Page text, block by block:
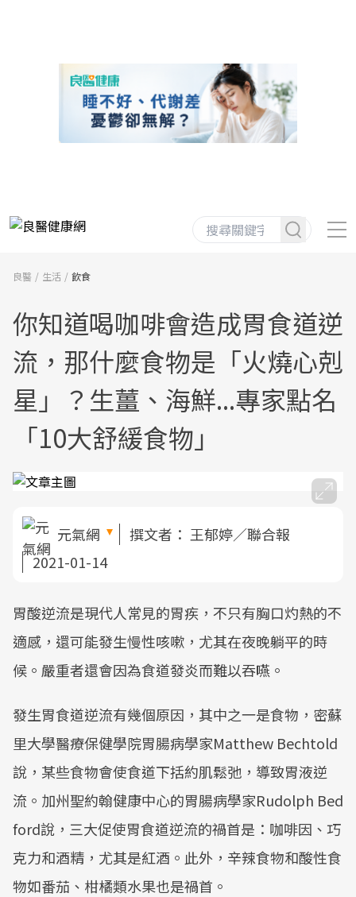
良醫 生活 飲食
你知道喝咖啡會造成胃食道逆
流，那什麼食物是「火燒心剋
星」？生薑、海鮮...專家點名
「10大舒緩食物」
元氣網 撰文者： 王郁婷／聯合報
2021-01-14
胃酸逆流是現代人常見的胃疾，不只有胸口灼熱的不
適感，還可能發生慢性咳嗽，尤其在夜晚躺平的時
候。嚴重者還會因為食道發炎而難以吞嚥。
發生胃食道逆流有幾個原因，其中之一是食物，密蘇
里大學醫療保健學院胃腸病學家Matthew Bechtold
說，某些食物會使食道下括約肌鬆弛，導致胃液逆
流。加州聖約翰健康中心的胃腸病學家Rudolph Bed
ford說，三大促使胃食道逆流的禍首是：咖啡因、巧
克力和酒精，尤其是紅酒。此外，辛辣食物和酸性食
物如番茄、柑橘類水果也是禍首。